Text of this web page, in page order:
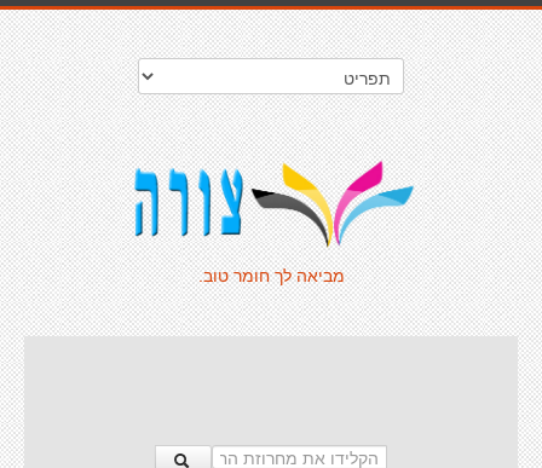
מביאה לך חומר טוב.